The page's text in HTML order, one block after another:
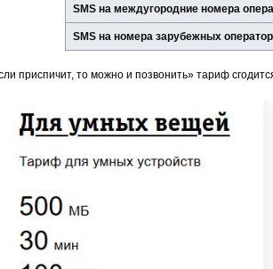
SMS на междугородние номера
SMS на номера зарубежных
приспичит, то можно и позвонить» тариф